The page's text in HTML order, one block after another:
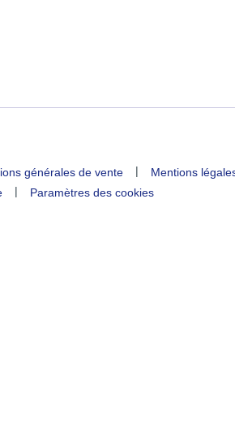
générales de vente | Mentions
| Paramètres des cookies